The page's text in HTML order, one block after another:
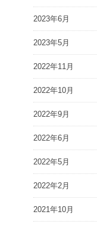
2023年6月
2023年5月
2022年11月
2022年10月
2022年9月
2022年6月
2022年5月
2022年2月
2021年10月